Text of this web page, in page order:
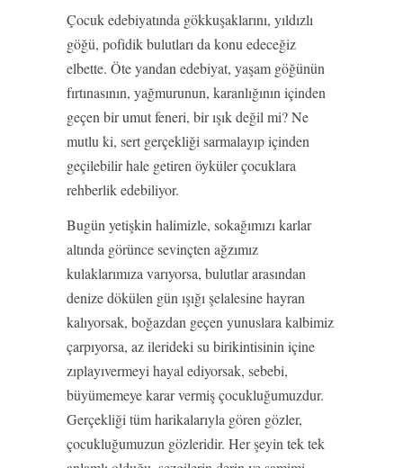
Çocuk edebiyatında gökkuşaklarını, yıldızlı
göğü, pofidik bulutları da konu edeceğiz
elbette. Öte yandan edebiyat, yaşam göğünün
fırtınasının, yağmurunun, karanlığının içinden
geçen bir umut feneri, bir ışık değil mi? Ne
mutlu ki, sert gerçekliği sarmalayıp içinden
geçilebilir hale getiren öyküler çocuklara
rehberlik edebiliyor.
Bugün yetişkin halimizle, sokağımızı karlar
altında görünce sevinçten ağzımız
kulaklarımıza varıyorsa, bulutlar arasından
denize dökülen gün ışığı şelalesine hayran
kalıyorsak, boğazdan geçen yunuslara kalbimiz
çarpıyorsa, az ilerideki su birikintisinin içine
zıplayıvermeyi hayal ediyorsak, sebebi,
büyümemeye karar vermiş çocukluğumuzdur.
Gerçekliği tüm harikalarıyla gören gözler,
çocukluğumuzun gözleridir. Her şeyin tek tek